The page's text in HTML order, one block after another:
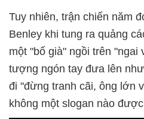
Tuy nhiên, trận chiến năm
Benley khi tung ra quảng
một "bố già" ngồi trên "ngai
tượng ngón tay đưa lên
đi "đừng tranh cãi, ông lớn
không một slogan nào